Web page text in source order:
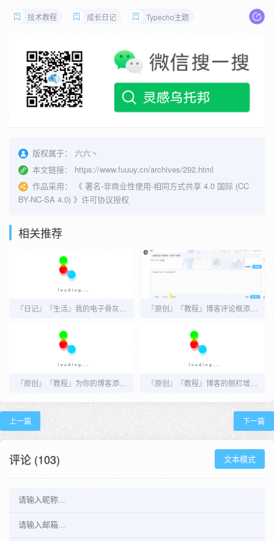
技术教程 成长日记 Typecho主题
版权属于：
六六丶
本文链接：
https://www.fuuuy.cn/archives/292.html
作品采用：
《 署名-非商业性使用-相同方式共享 4.0 国际 (CC
BY-NC-SA 4.0) 》许可协议授权
相关推荐
上一篇 下一篇
评论 (103) 文本模式